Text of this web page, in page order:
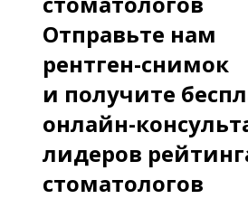
Отправьте нам
рентген-снимок
и получите
онлайн-
лидеров
стоматологов